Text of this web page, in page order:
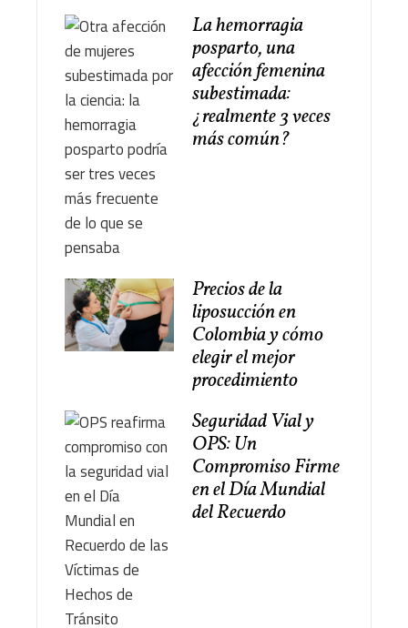
La hemorragia
posparto, una
afección femenina
subestimada:
¿realmente 3 veces
más común?
Precios de la
liposucción en
Colombia y cómo
elegir el mejor
procedimiento
Seguridad Vial y
OPS: Un
Compromiso Firme
en el Día Mundial
del Recuerdo